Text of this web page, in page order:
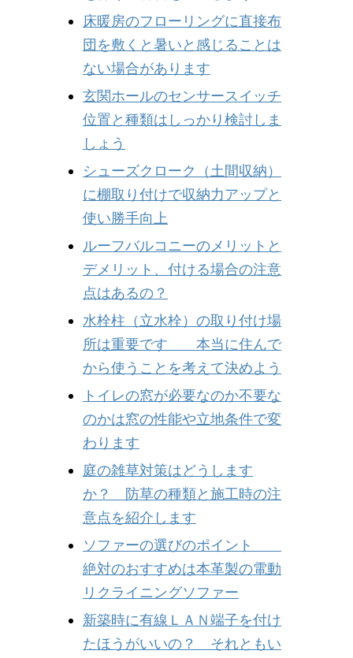
床暖房のフローリングに直接布
団を敷くと暑いと感じることは
ない場合があります
玄関ホールのセンサースイッチ
位置と種類はしっかり検討しま
しょう
シューズクローク（土間収納）
に棚取り付けで収納力アップと
使い勝手向上
ルーフバルコニーのメリットと
デメリット、付ける場合の注意
点はあるの？
水栓柱（立水栓）の取り付け場
所は重要です 本当に住んで
から使うことを考えて決めよう
トイレの窓が必要なのか不要な
のかは窓の性能や立地条件で変
わります
庭の雑草対策はどうします
か？ 防草の種類と施工時の注
意点を紹介します
ソファーの選びのポイント
絶対のおすすめは本革製の電動
リクライニングソファー
新築時に有線ＬＡＮ端子を付け
たほうがいいの？ それともい